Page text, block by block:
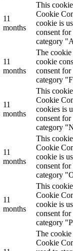
11
months
This
Cookie
cookie is
consent
category
11
months
The
cookie
consent
category
11
months
This
Cookie
cookies is
consent for
category
11
months
This
Cookie
cookie is
consent for
category
11
months
This
Cookie
cookie is
consent
category
The cookie
Cookie